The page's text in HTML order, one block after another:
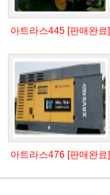
아트라스445 [판매완료]
아트라스476 [판매완료]